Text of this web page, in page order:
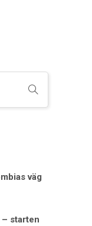
väg
– starten